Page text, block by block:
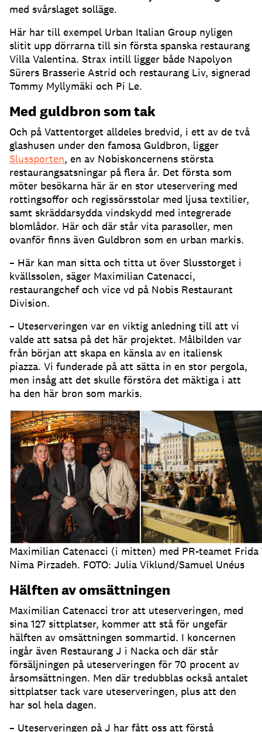
med svårslaget solläge.
Här har till exempel Urban Italian Group nyligen
slitit upp dörrarna till sin första spanska restaurang
Villa Valentina. Strax intill ligger både Napolyon
Sürers Brasserie Astrid och restaurang Liv, signerad
Tommy Myllymäki och Pi Le.
Med guldbron som tak
Och på Vattentorget alldeles bredvid, i ett av de två
glashusen under den famosa Guldbron, ligger
Slussporten, en av Nobiskoncernens största
restaurangsatsningar på flera år. Det första som
möter besökarna här är en stor uteservering med
rottingsoffor och regissörsstolar med ljusa textilier,
samt skräddarsydda vindskydd med integrerade
blomlådor. Här och där står vita parasoller, men
ovanför finns även Guldbron som en urban markis.
– Här kan man sitta och titta ut över Slusstorget i
kvällssolen, säger Maximilian Catenacci,
restaurangchef och vice vd på Nobis Restaurant
Division.
– Uteserveringen var en viktig anledning till att vi
valde att satsa på det här projektet. Målbilden var
från början att skapa en känsla av en italiensk
piazza. Vi funderade på att sätta in en stor pergola,
men insåg att det skulle förstöra det mäktiga i att
ha den här bron som markis.
Maximilian Catenacci (i mitten) med PR-teamet Frida
Nima Pirzadeh. FOTO: Julia Viklund/Samuel Unéus
Hälften av omsättningen
Maximilian Catenacci tror att uteserveringen, med
sina 127 sittplatser, kommer att stå för ungefär
hälften av omsättningen sommartid. I koncernen
ingår även Restaurang J i Nacka och där står
försäljningen på uteserveringen för 70 procent av
årsomsättningen. Men där tredubblas också antalet
sittplatser tack vare uteserveringen, plus att den
har sol hela dagen.
– Uteserveringen på J har fått oss att förstå